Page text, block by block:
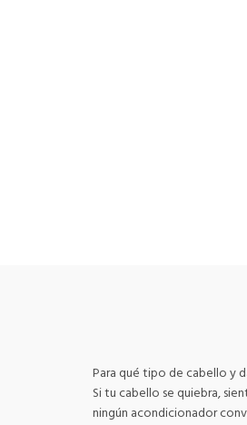
Para qué tipo de cabello y
Si tu cabello se quiebra,
ningún acondicionador